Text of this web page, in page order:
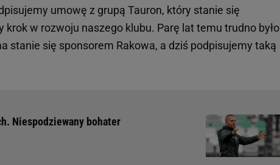
umowę z grupą Tauron, który stanie się
w rozwoju naszego klubu. Parę lat temu trudno było
stanie się sponsorem Rakowa, a dziś podpisujemy taką
Niespodziewany bohater